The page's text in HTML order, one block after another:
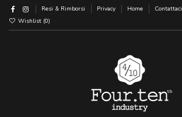
Resi & Rimborsi Privacy Home
Contattaci
Wishlist (0)